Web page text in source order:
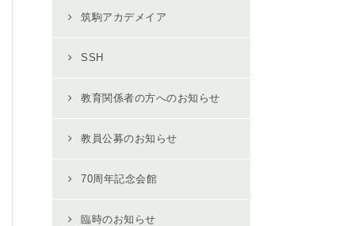
筑駒アカデメイア
SSH
教育関係者の方へのお知らせ
教員公募のお知らせ
70周年記念会館
臨時のお知らせ